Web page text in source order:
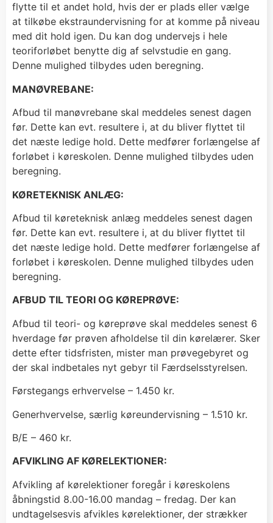
flytte til et andet hold, hvis der er plads eller vælge
at tilkøbe ekstraundervisning for at komme på niveau
med dit hold igen. Du kan dog undervejs i hele
teoriforløbet benytte dig af selvstudie en gang.
Denne mulighed tilbydes uden beregning.
MANØVREBANE:
Afbud til manøvrebane skal meddeles senest dagen
før. Dette kan evt. resultere i, at du bliver flyttet til
det næste ledige hold. Dette medfører forlængelse af
forløbet i køreskolen. Denne mulighed tilbydes uden
beregning.
KØRETEKNISK ANLÆG:
Afbud til køreteknisk anlæg meddeles senest dagen
før. Dette kan evt. resultere i, at du bliver flyttet til
det næste ledige hold. Dette medfører forlængelse af
forløbet i køreskolen. Denne mulighed tilbydes uden
beregning.
AFBUD TIL TEORI OG KØREPRØVE:
Afbud til teori- og køreprøve skal meddeles senest 6
hverdage før prøven afholdelse til din kørelærer. Sker
dette efter tidsfristen, mister man prøvegebyret og
der skal indbetales nyt gebyr til Færdselsstyrelsen.
Førstegangs erhvervelse – 1.450 kr.
Generhvervelse, særlig køreundervisning – 1.510 kr.
B/E – 460 kr.
AFVIKLING AF KØRELEKTIONER:
Afvikling af kørelektioner foregår i køreskolens
åbningstid 8.00-16.00 mandag – fredag. Der kan
undtagelsesvis afvikles kørelektioner, der strækker